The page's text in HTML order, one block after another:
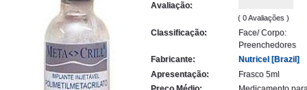
Avaliação:
( 0 Avaliações )
Classificação:
Face/ Corpo:
Preenchedores
Fabricante:
Nutricel [Brazil]
Apresentação:
Frasco 5ml